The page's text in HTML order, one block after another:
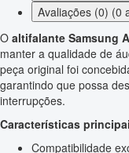
Avaliações (0) (0
O altifalante Samsung
manter a qualidade de
peça original foi
garantindo que possa
interrupções.
Características
Compatibilidade